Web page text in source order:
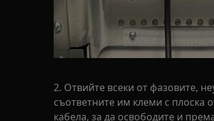
2. Отвийте всеки от фазовите,
съответните им клеми с плоска
кабела, за да освободите и